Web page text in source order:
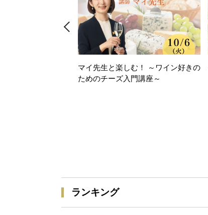
マイ先生と楽しむ！ ～ワイン好きの
ためのチーズ入門講座～
ランキング